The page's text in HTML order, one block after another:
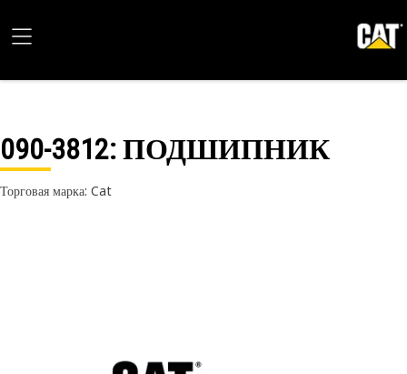
090-3812: ПОДШИПНИК
Торговая марка: Cat